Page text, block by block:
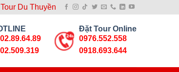
Tour Du Thuyền
Đặt Tour Online
0976.552.558
0918.693.644